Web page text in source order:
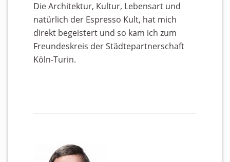
Die Architektur, Kultur, Lebensart und
natürlich der Espresso Kult, hat mich
direkt begeistert und so kam ich zum
Freundeskreis der Städtepartnerschaft
Köln-Turin.